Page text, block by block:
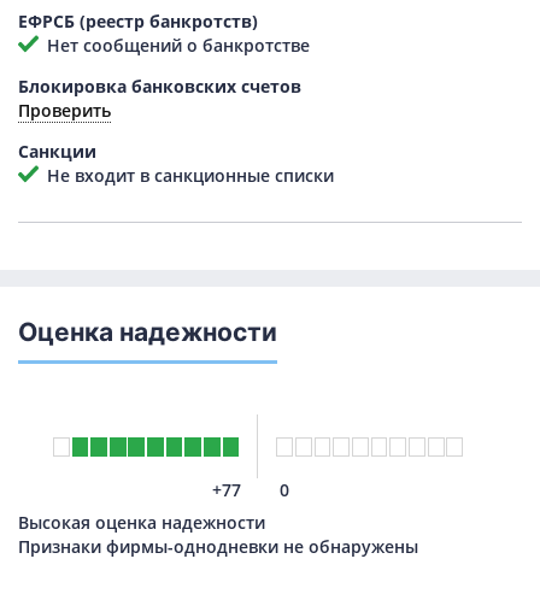
ЕФРСБ (реестр банкротств)
Нет сообщений о банкротстве
Блокировка банковских счетов
Проверить
Санкции
Не входит в санкционные списки
Оценка надежности
+77
0
Высокая оценка надежности
Признаки фирмы-однодневки не обнаружены